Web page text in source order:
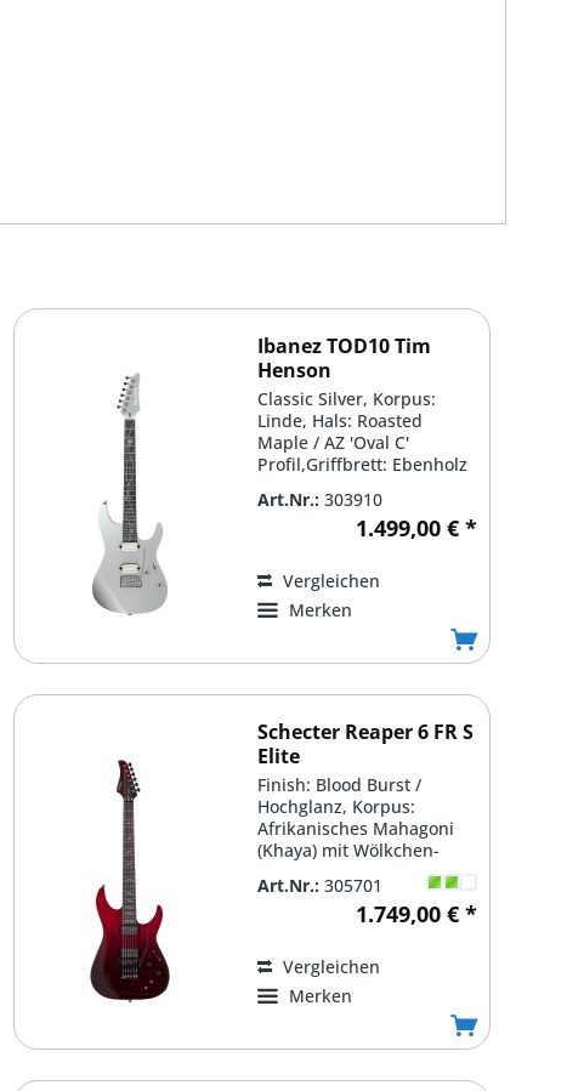
Ibanez TOD10 Tim
Henson
Classic Silver, Korpus:
Linde, Hals: Roasted
Maple / AZ 'Oval C'
Profil,Griffbrett: Ebenholz
Art.Nr.: 303910
1.499,00 € *
Vergleichen
Merken
Schecter Reaper 6 FR S
Elite
Finish: Blood Burst /
Hochglanz, Korpus:
Afrikanisches Mahagoni
(Khaya) mit Wölkchen-
Ahorn ('Quilted Maple')
Decke /...
Art.Nr.: 305701
1.749,00 € *
Vergleichen
Merken